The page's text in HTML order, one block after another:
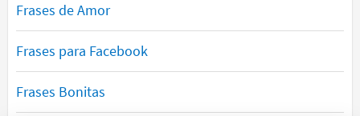
Frases de Amor
Frases para Facebook
Frases Bonitas